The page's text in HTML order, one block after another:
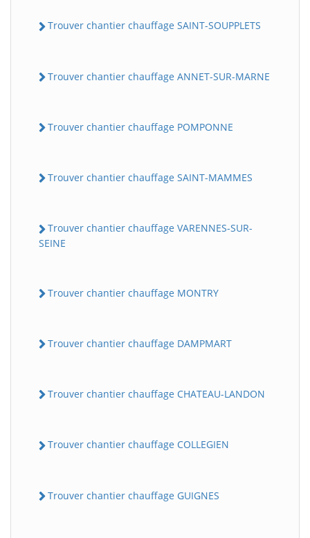
Trouver chantier chauffage SAINT-SOUPPLETS
Trouver chantier chauffage ANNET-SUR-MARNE
Trouver chantier chauffage POMPONNE
Trouver chantier chauffage SAINT-MAMMES
Trouver chantier chauffage VARENNES-SUR-
SEINE
Trouver chantier chauffage MONTRY
Trouver chantier chauffage DAMPMART
Trouver chantier chauffage CHATEAU-LANDON
Trouver chantier chauffage COLLEGIEN
Trouver chantier chauffage GUIGNES